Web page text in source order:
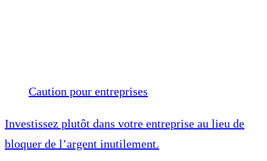
Caution pour entreprises
Investissez plutôt dans votre entreprise au lieu de
bloquer de l’argent inutilement.